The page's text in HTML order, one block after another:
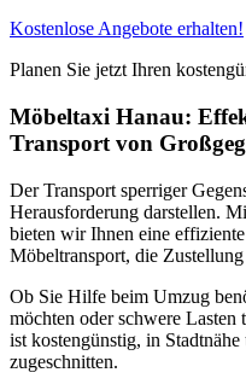
Kostenlose Angebote erhalten!
Planen Sie jetzt Ihren
Möbeltaxi Hanau:
Transport von
Der Transport sperriger
Herausforderung darstellen.
bieten wir Ihnen eine
Möbeltransport, die
Ob Sie Hilfe beim Umzug
möchten oder schwere Lasten
ist kostengünstig, in
zugeschnitten.